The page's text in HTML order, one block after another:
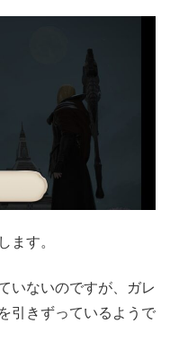
ます。
いないのですが、ガレ
引きずっているようで